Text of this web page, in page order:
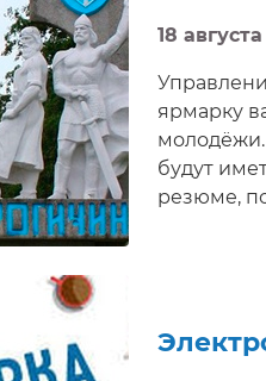
18
ярмарку
молодёжи.
будут
резюме,